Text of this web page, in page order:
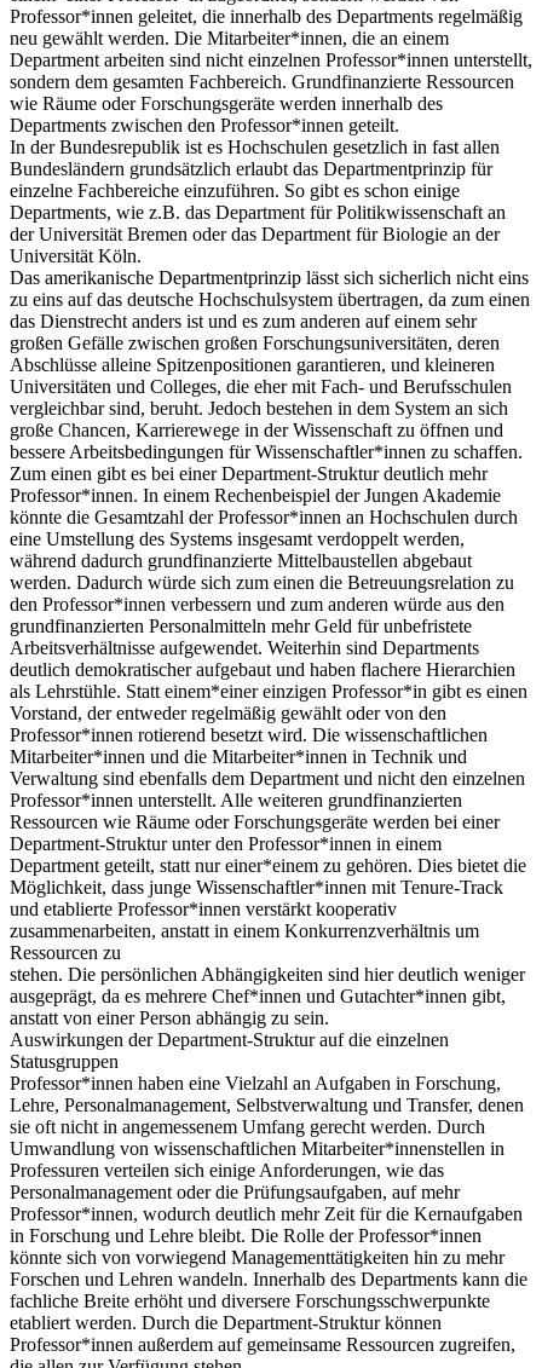
Professor*innen geleitet, die innerhalb des Departments regelmäßig
neu gewählt werden. Die Mitarbeiter*innen, die an einem
Department arbeiten sind nicht einzelnen Professor*innen unterstellt,
sondern dem gesamten Fachbereich. Grundfinanzierte Ressourcen
wie Räume oder Forschungsgeräte werden innerhalb des
Departments zwischen den Professor*innen geteilt.
In der Bundesrepublik ist es Hochschulen gesetzlich in fast allen
Bundesländern grundsätzlich erlaubt das Departmentprinzip für
einzelne Fachbereiche einzuführen. So gibt es schon einige
Departments, wie z.B. das Department für Politikwissenschaft an
der Universität Bremen oder das Department für Biologie an der
Universität Köln.
Das amerikanische Departmentprinzip lässt sich sicherlich nicht eins
zu eins auf das deutsche Hochschulsystem übertragen, da zum einen
das Dienstrecht anders ist und es zum anderen auf einem sehr
großen Gefälle zwischen großen Forschungsuniversitäten, deren
Abschlüsse alleine Spitzenpositionen garantieren, und kleineren
Universitäten und Colleges, die eher mit Fach- und Berufsschulen
vergleichbar sind, beruht. Jedoch bestehen in dem System an sich
große Chancen, Karrierewege in der Wissenschaft zu öffnen und
bessere Arbeitsbedingungen für Wissenschaftler*innen zu schaffen.
Zum einen gibt es bei einer Department-Struktur deutlich mehr
Professor*innen. In einem Rechenbeispiel der Jungen Akademie
könnte die Gesamtzahl der Professor*innen an Hochschulen durch
eine Umstellung des Systems insgesamt verdoppelt werden,
während dadurch grundfinanzierte Mittelbaustellen abgebaut
werden. Dadurch würde sich zum einen die Betreuungsrelation zu
den Professor*innen verbessern und zum anderen würde aus den
grundfinanzierten Personalmitteln mehr Geld für unbefristete
Arbeitsverhältnisse aufgewendet. Weiterhin sind Departments
deutlich demokratischer aufgebaut und haben flachere Hierarchien
als Lehrstühle. Statt einem*einer einzigen Professor*in gibt es einen
Vorstand, der entweder regelmäßig gewählt oder von den
Professor*innen rotierend besetzt wird. Die wissenschaftlichen
Mitarbeiter*innen und die Mitarbeiter*innen in Technik und
Verwaltung sind ebenfalls dem Department und nicht den einzelnen
Professor*innen unterstellt. Alle weiteren grundfinanzierten
Ressourcen wie Räume oder Forschungsgeräte werden bei einer
Department-Struktur unter den Professor*innen in einem
Department geteilt, statt nur einer*einem zu gehören. Dies bietet die
Möglichkeit, dass junge Wissenschaftler*innen mit Tenure-Track
und etablierte Professor*innen verstärkt kooperativ
zusammenarbeiten, anstatt in einem Konkurrenzverhältnis um
Ressourcen zu
stehen. Die persönlichen Abhängigkeiten sind hier deutlich weniger
ausgeprägt, da es mehrere Chef*innen und Gutachter*innen gibt,
anstatt von einer Person abhängig zu sein.
Auswirkungen der Department-Struktur auf die einzelnen
Statusgruppen
Professor*innen haben eine Vielzahl an Aufgaben in Forschung,
Lehre, Personalmanagement, Selbstverwaltung und Transfer, denen
sie oft nicht in angemessenem Umfang gerecht werden. Durch
Umwandlung von wissenschaftlichen Mitarbeiter*innenstellen in
Professuren verteilen sich einige Anforderungen, wie das
Personalmanagement oder die Prüfungsaufgaben, auf mehr
Professor*innen, wodurch deutlich mehr Zeit für die Kernaufgaben
in Forschung und Lehre bleibt. Die Rolle der Professor*innen
könnte sich von vorwiegend Managementtätigkeiten hin zu mehr
Forschen und Lehren wandeln. Innerhalb des Departments kann die
fachliche Breite erhöht und diversere Forschungsschwerpunkte
etabliert werden. Durch die Department-Struktur können
Professor*innen außerdem auf gemeinsame Ressourcen zugreifen,